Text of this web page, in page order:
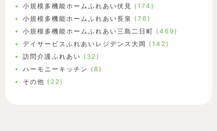
小規模多機能ホームふれあい伏見
(174)
小規模多機能ホームふれあい長泉 (76)
小規模多機能ホームふれあい三島二日町 (469)
デイサービスふれあいレジデンス大岡 (142)
訪問介護ふれあい (32)
ハーモニーキッチン (8)
その他 (22)